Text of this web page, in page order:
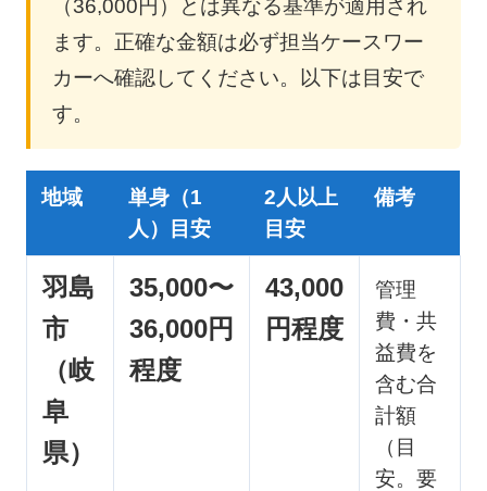
（36,000円）とは異なる基準が適用され
ます。正確な金額は必ず担当ケースワー
カーへ確認してください。以下は目安で
す。
地域
単身（1
人）目安
2人以上
目安
備考
羽島
市
（岐
阜
県）
35,000〜
36,000円
程度
43,000
円程度
管理
費・共
益費を
含む合
計額
（目
安。要